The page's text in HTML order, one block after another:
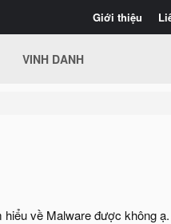
Giới thiệu
VINH DANH
về Malware được không ạ.